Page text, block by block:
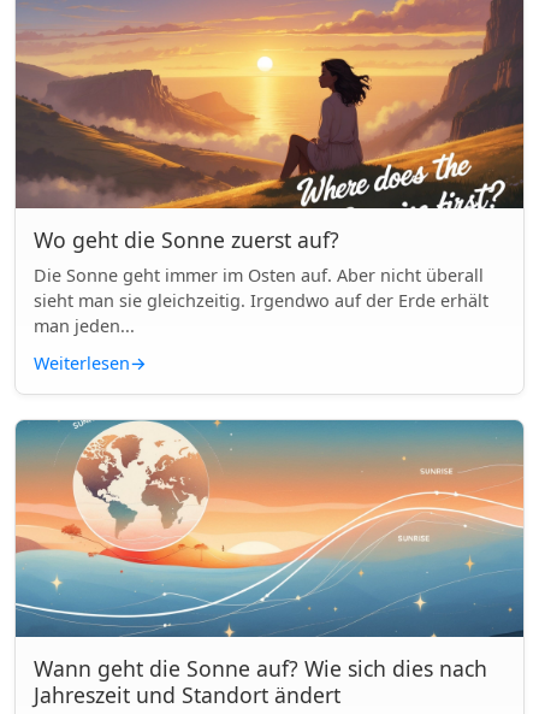
Wo geht die Sonne zuerst auf?
Die Sonne geht immer im Osten auf. Aber nicht überall
sieht man sie gleichzeitig. Irgendwo auf der Erde erhält
man jeden...
Weiterlesen→
Wann geht die Sonne auf? Wie sich dies nach
Jahreszeit und Standort ändert